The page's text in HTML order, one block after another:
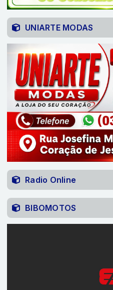
UNIARTE MODAS
Radio Online
BIBOMOTOS